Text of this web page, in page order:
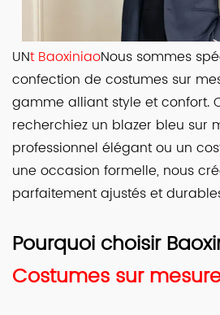
UNt BaoxiniaoNous sommes
confection de costumes sur
gamme alliant style et confort.
recherchiez un blazer bleu sur
professionnel élégant ou un
une occasion formelle, nous
parfaitement ajustés et
Pourquoi choisir
Costumes sur